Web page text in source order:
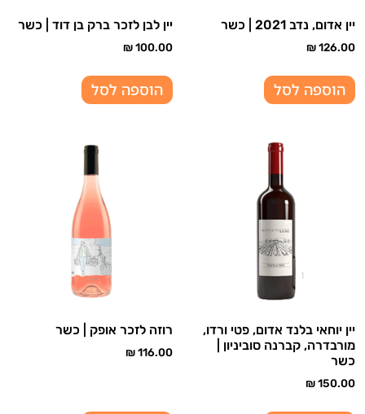
יין אדום, נדב 2021 | כשר
₪126.00
הוספה לסל
יין לבן לזכר ברק בן דוד | כשר
₪100.00
הוספה לסל
יין יוחאי בלנד אדום, פטי ורדו,
מורבדרה, קברנה סוביניון |
כשר
₪150.00
רוזה לזכר אופק | כשר
₪116.00